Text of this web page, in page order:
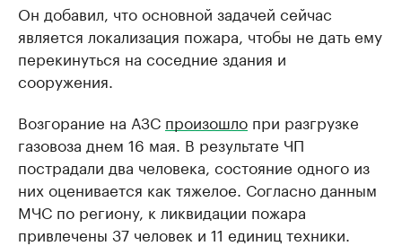
Он добавил, что основной задачей сейчас
является локализация пожара, чтобы не дать ему
перекинуться на соседние здания и
сооружения.
Возгорание на АЗС произошло при разгрузке
газовоза днем 16 мая. В результате ЧП
пострадали два человека, состояние одного из
них оценивается как тяжелое. Согласно данным
МЧС по региону, к ликвидации пожара
привлечены 37 человек и 11 единиц техники.